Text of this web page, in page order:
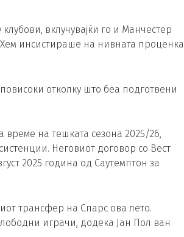
вклучувајќи го и Манчестер
Хем инсистираше на нивната проценка
отколку што беа подготвени
на тешката сезона 2025/26,
Неговиот договор со Вест
2025 година од Саутемптон за
трансфер на Спарс ова лето.
играчи, додека Јан Пол ван